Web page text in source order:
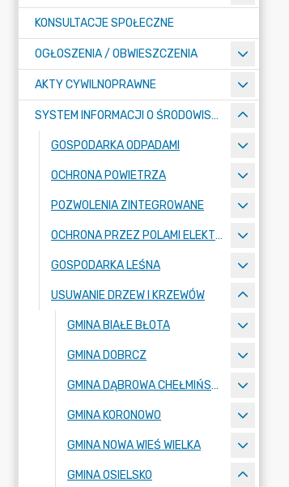
KONSULTACJE SPOŁECZNE
OGŁOSZENIA / OBWIESZCZENIA
AKTY CYWILNOPRAWNE
SYSTEM INFORMACJI O ŚRODOWISKU
GOSPODARKA ODPADAMI
OCHRONA POWIETRZA
POZWOLENIA ZINTEGROWANE
OCHRONA PRZEZ POLAMI ELEKTROMAGNETYCZNYMI
GOSPODARKA LEŚNA
USUWANIE DRZEW I KRZEWÓW
GMINA BIAŁE BŁOTA
GMINA DOBRCZ
GMINA DĄBROWA CHEŁMIŃSKA
GMINA KORONOWO
GMINA NOWA WIEŚ WIELKA
GMINA OSIELSKO